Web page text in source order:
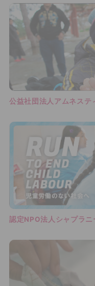
公益社団法人アムネステ
認定NPO法人シャプラ